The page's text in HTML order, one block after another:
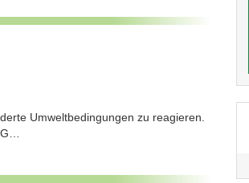
Umweltbedingungen zu reagieren.
G…